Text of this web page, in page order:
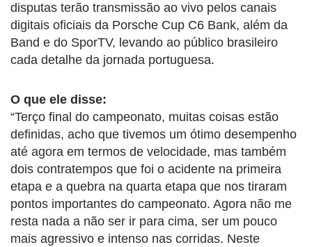
disputas terão transmissão ao vivo pelos canais
digitais oficiais da Porsche Cup C6 Bank, além da
Band e do SporTV, levando ao público brasileiro
cada detalhe da jornada portuguesa.
O que ele disse:
“Terço final do campeonato, muitas coisas estão
definidas, acho que tivemos um ótimo desempenho
até agora em termos de velocidade, mas também
dois contratempos que foi o acidente na primeira
etapa e a quebra na quarta etapa que nos tiraram
pontos importantes do campeonato. Agora não me
resta nada a não ser ir para cima, ser um pouco
mais agressivo e intenso nas corridas. Neste